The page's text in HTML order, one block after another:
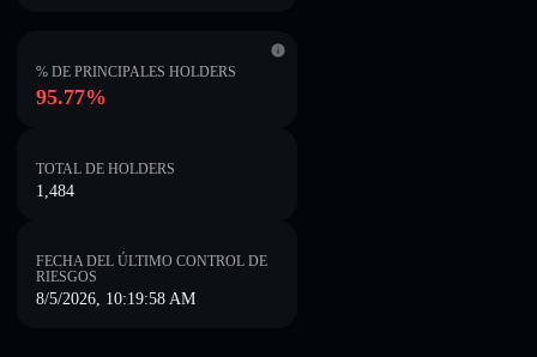
% DE PRINCIPALES HOLDERS
95.77%
TOTAL DE HOLDERS
1,484
FECHA DEL ÚLTIMO CONTROL DE
RIESGOS
8/5/2026, 10:19:58 AM